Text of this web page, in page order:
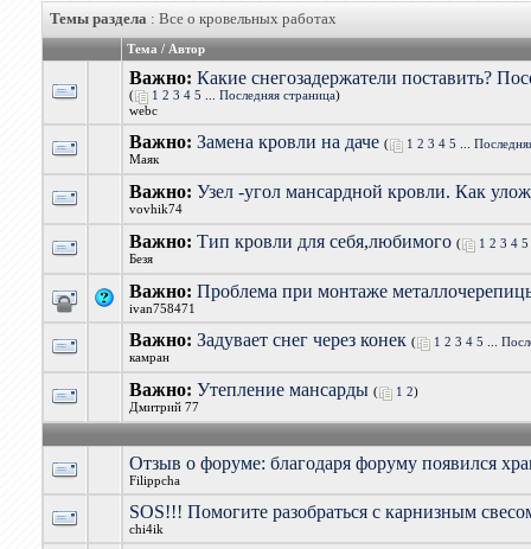
Темы раздела: Все о кровельных работах
Тема / Автор
Важно: Какие снегозадержатели поставить?
( 1 2 3 4 5 Последняя страница)
webc
Важно: Замена кровли на даче ( 1 2 3 4 5
Маяк
Важно: Узел -угол мансардной кровли. Как
vovhik74
Важно: Тип кровли для себя,любимого ( 1 2 3 4 5
Безя
Важно: Проблема при монтаже
ivan758471
Важно: Задувает снег через конек ( 1 2 3 4 5
камран
Важно: Утепление мансарды ( 1 2)
Дмитрий 77
Отзыв о форуме: благодаря форуму появился
Filippcha
SOS!!! Помогите разобраться с карнизным
chi4ik